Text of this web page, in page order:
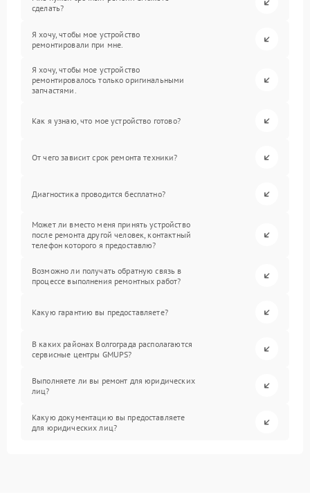
сделать?
Я хочу, чтобы мое устройство
ремонтировали при мне.
Я хочу, чтобы мое устройство
ремонтировалось только оригинальными
запчастями.
Как я узнаю, что мое устройство готово?
От чего зависит срок ремонта техники?
Диагностика проводится бесплатно?
Может ли вместо меня принять устройство
после ремонта другой человек, контактный
телефон которого я предоставлю?
Возможно ли получать обратную связь в
процессе выполнения ремонтных работ?
Какую гарантию вы предоставляете?
В каких районах Волгограда располагаются
сервисные центры GMUPS?
Выполняете ли вы ремонт для юридических
лиц?
Какую документацию вы предоставляете
для юридических лиц?